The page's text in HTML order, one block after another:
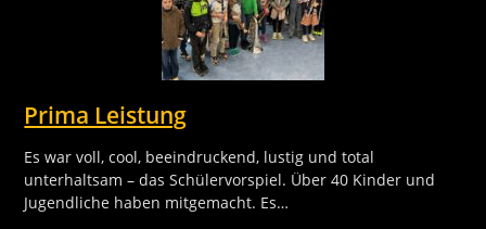
Prima Leistung
Es war voll, cool, beeindruckend, lustig und total
unterhaltsam – das Schülervorspiel. Über 40 Kinder und
Jugendliche haben mitgemacht. Es…